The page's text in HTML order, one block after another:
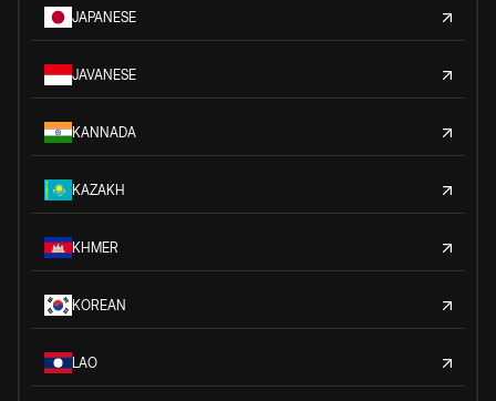
JAPANESE
JAVANESE
KANNADA
KAZAKH
KHMER
KOREAN
LAO